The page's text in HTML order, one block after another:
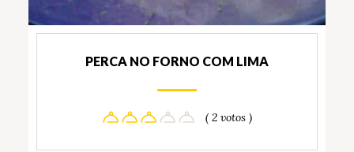
PERCA NO FORNO COM LIMA
( 2 votos )